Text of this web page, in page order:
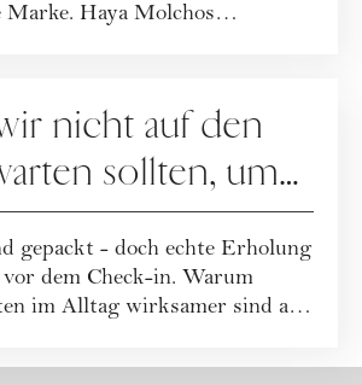
Haya Molchos
nicht auf den
sollten, um
gepackt - doch echte Erholung
dem Check-in. Warum
im Alltag wirksamer sind als